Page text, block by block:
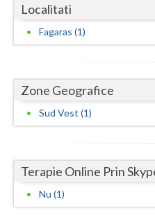
Hunedoara
Iasi
Ilfov
Mehedinti
Mures
Localitati
Fagaras (1)
Zone Geografice
Sud Vest (1)
Terapie Online Prin
Nu (1)